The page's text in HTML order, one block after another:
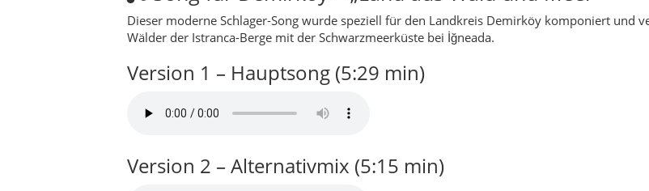
Song-Ausschnitt anzeigen / ausblenden
„Demirköy, du klingst wie ein Lied, das man spürt, wenn der Horizont glüht – zwischen
Wind, wo wir frei und geborgen sind…“